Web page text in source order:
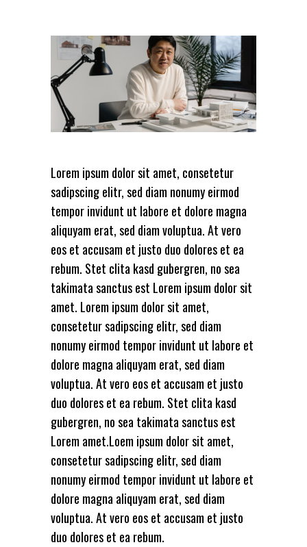
Lorem ipsum dolor sit amet, consetetur
sadipscing elitr, sed diam nonumy eirmod
tempor invidunt ut labore et dolore magna
aliquyam erat, sed diam voluptua. At vero
eos et accusam et justo duo dolores et ea
rebum. Stet clita kasd gubergren, no sea
takimata sanctus est Lorem ipsum dolor sit
amet. Lorem ipsum dolor sit amet,
consetetur sadipscing elitr, sed diam
nonumy eirmod tempor invidunt ut labore et
dolore magna aliquyam erat, sed diam
voluptua. At vero eos et accusam et justo
duo dolores et ea rebum. Stet clita kasd
gubergren, no sea takimata sanctus est
Lorem amet.Loem ipsum dolor sit amet,
consetetur sadipscing elitr, sed diam
nonumy eirmod tempor invidunt ut labore et
dolore magna aliquyam erat, sed diam
voluptua. At vero eos et accusam et justo
duo dolores et ea rebum.